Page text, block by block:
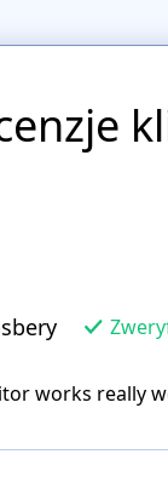
works really